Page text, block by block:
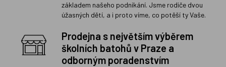
základem našeho podnikání. Jsme rodiče dvou
úžasných dětí, a i proto víme, co potěší ty Vaše.
Prodejna s největším výběrem
školních batohů v Praze a
odborným poradenstvím